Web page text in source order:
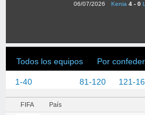
06/07/2026 Kenia 4 - 0
Todos los equipos Por
1-40 81-120 121-
FIFA País